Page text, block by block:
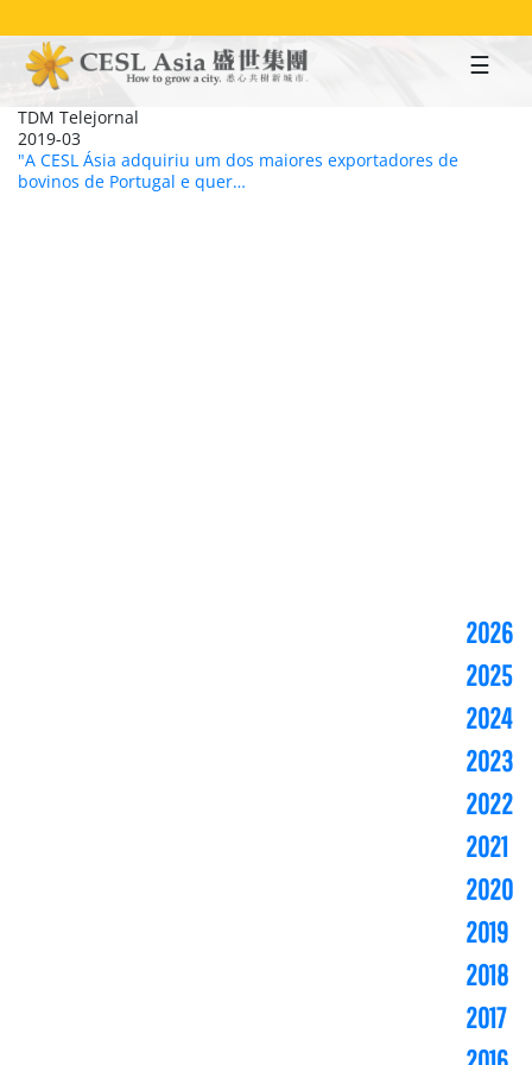
to
main
content
TDM Telejornal
2019-03
"A CESL Ásia adquiriu um dos maiores exportadores de
bovinos de Portugal e quer…
2026
2025
2024
2023
2022
2021
2020
2019
2018
2017